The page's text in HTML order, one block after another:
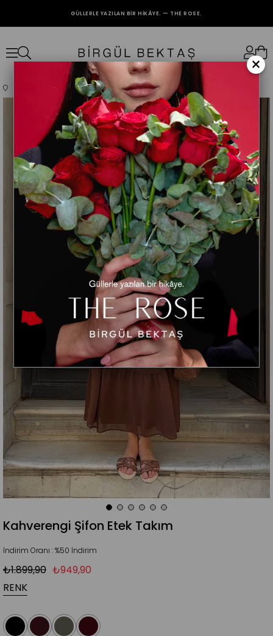
GÜLLERLE YAZILAN BIR HIKÂYE. — THE ROSE.
Giyim Üst Giyim Takım Kahverengi Şifon Etek Takım
Kahverengi Şifon Etek Takım
İndirim Oranı :%50 İndirim
₺1.899,90 ₺949,90
RENK
×